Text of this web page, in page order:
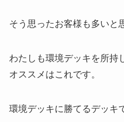
そう思ったお客様も多いと
わたしも環境デッキを所持
オススメはこれです。
環境デッキに勝てるデッキ